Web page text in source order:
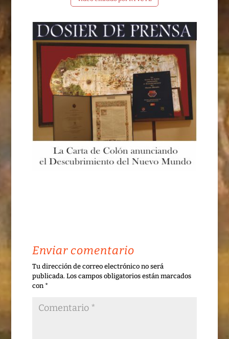
Enviar comentario
Tu dirección de correo electrónico no será
publicada. Los campos obligatorios están marcados
con *